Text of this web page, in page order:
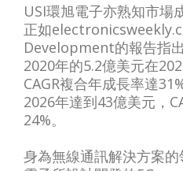
USI環旭電子亦熟知市場
正如
Development的報告指
2020年的5.2億美元在
CAGR複合年成長率達
2026年達到43億美元，
24%。
身為無線通訊解決方案